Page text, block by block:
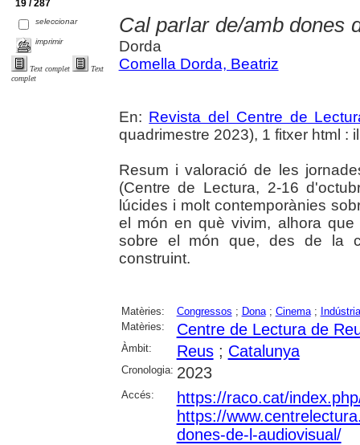
19 / 287
seleccionar
imprimir
Text complet
Text
complet
Cal parlar de/amb dones
Dorda
Comella Dorda, Beatriz
En: Revista del Centre de
quadrimestre 2023), 1 fitxer html :
Resum i valoració de les
(Centre de Lectura, 2-16
lúcides i molt contemporànies
el món en què vivim, alhora
sobre el món que, des de la
construint.
Matèries: Congressos ; Dona; Cinema;
Matèries:
Centre de Lectura de
Àmbit: Reus; Catalunya
Cronologia: 2023
Accés:
https://raco.cat/
https://
dones-de-l-audiovisual/